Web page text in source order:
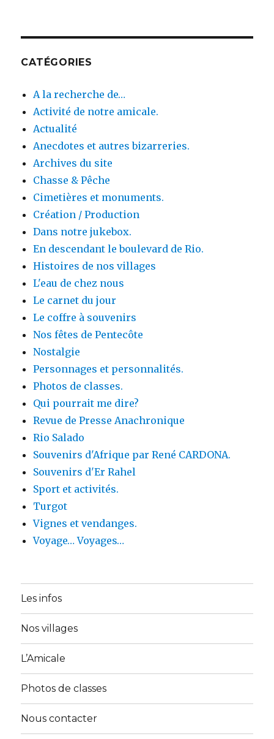
CATÉGORIES
A la recherche de…
Activité de notre amicale.
Actualité
Anecdotes et autres bizarreries.
Archives du site
Chasse & Pêche
Cimetières et monuments.
Création / Production
Dans notre jukebox.
En descendant le boulevard de Rio.
Histoires de nos villages
L'eau de chez nous
Le carnet du jour
Le coffre à souvenirs
Nos fêtes de Pentecôte
Nostalgie
Personnages et personnalités.
Photos de classes.
Qui pourrait me dire?
Revue de Presse Anachronique
Rio Salado
Souvenirs d'Afrique par René CARDONA.
Souvenirs d'Er Rahel
Sport et activités.
Turgot
Vignes et vendanges.
Voyage… Voyages…
Les infos
Nos villages
L’Amicale
Photos de classes
Nous contacter